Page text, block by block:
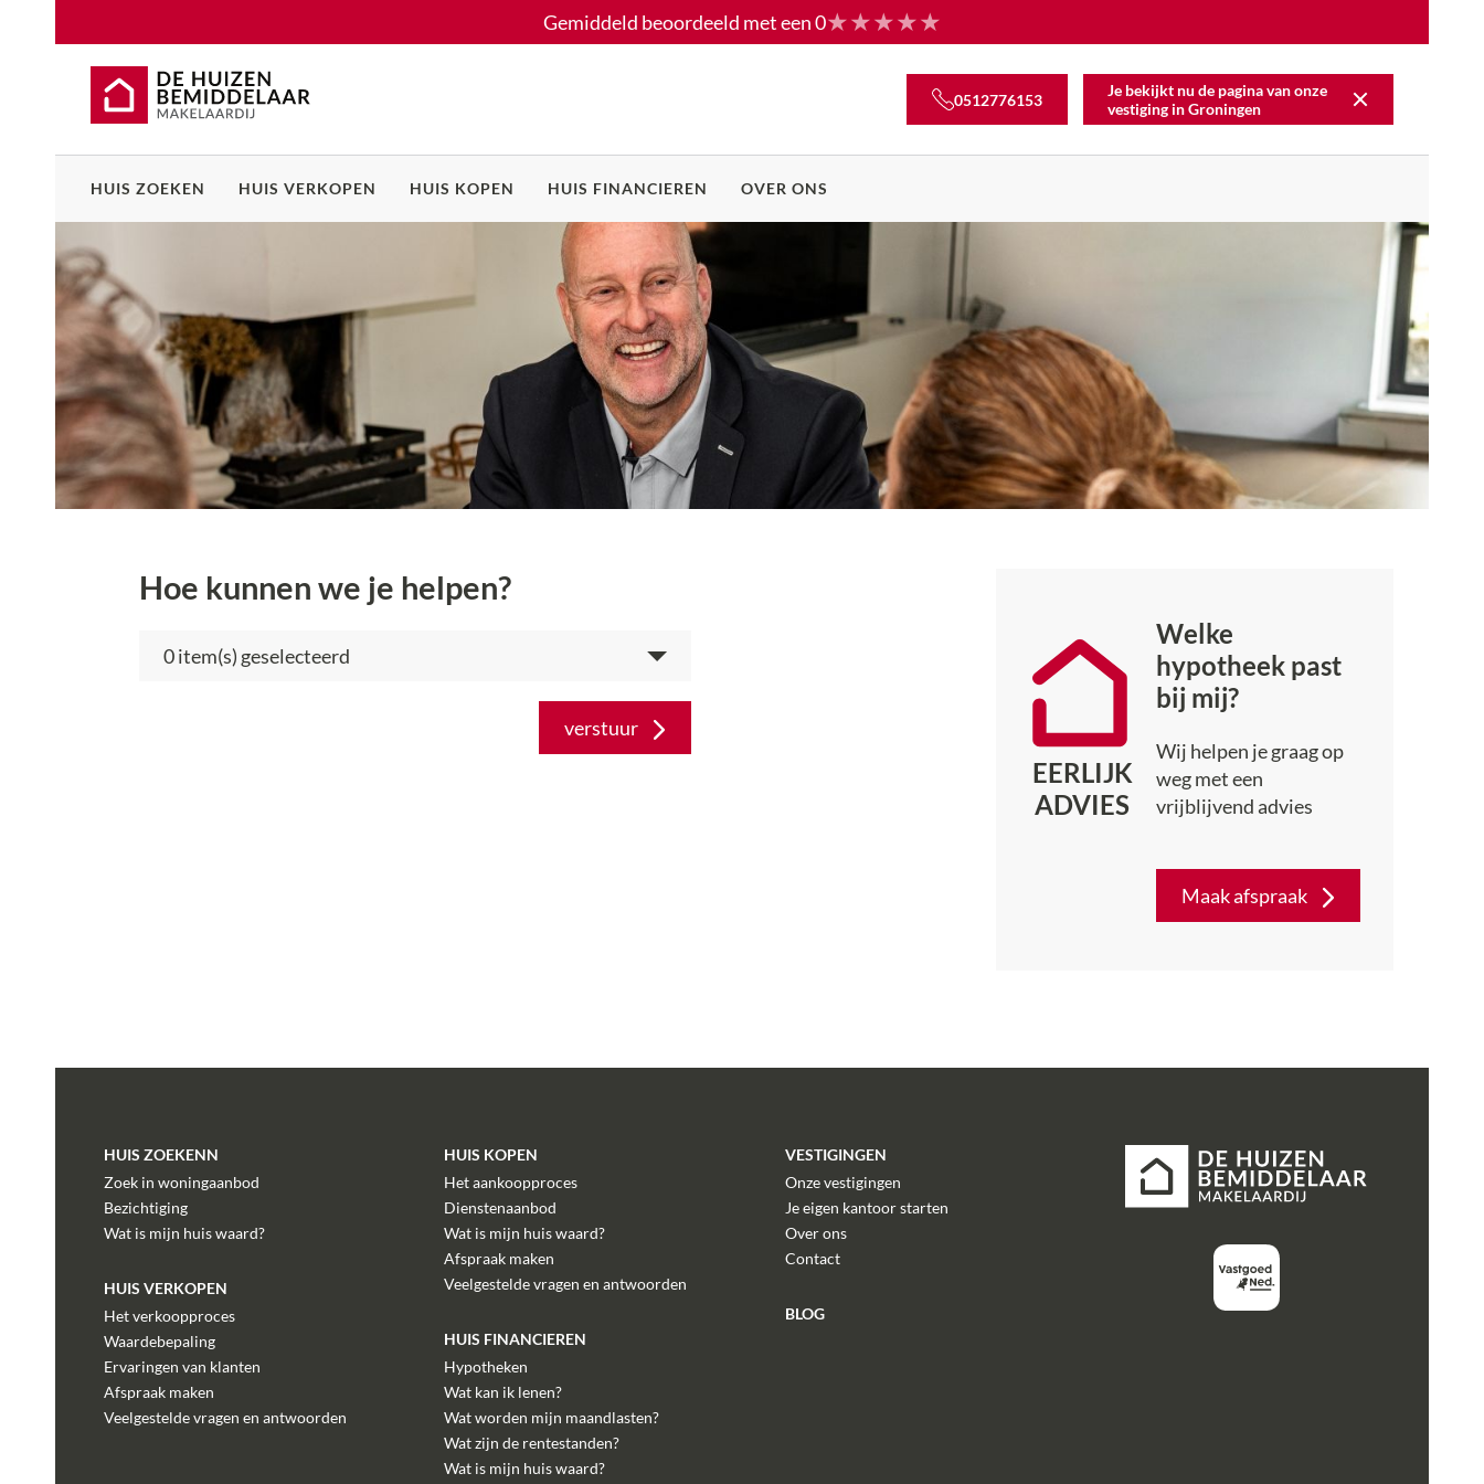
Gemiddeld beoordeeld met een0
0512776153
Je bekijkt nu de pagina van onze
vestiging inGroningen
HUIS ZOEKEN HUIS VERKOPEN HUIS KOPEN HUIS FINANCIEREN OVER ONS
Hoe kunnen we je helpen?
item(s) geselecteerd
verstuur
EERLIJK
ADVIES
Welke
hypotheek past
bij mij?
Wij helpen je graag op
weg met een
vrijblijvend advies
Maak afspraak
HUIS ZOEKENN
Zoek in woningaanbod
Bezichtiging
Wat is mijn huis waard?
HUIS VERKOPEN
Het verkoopproces
Waardebepaling
Ervaringen van klanten
Afspraak maken
Veelgestelde vragen en antwoorden
HUIS KOPEN
Het aankoopproces
Dienstenaanbod
Wat is mijn huis waard?
Afspraak maken
Veelgestelde vragen en antwoorden
HUIS FINANCIEREN
Hypotheken
Wat kan ik lenen?
Wat worden mijn maandlasten?
Wat zijn de rentestanden?
Wat is mijn huis waard?
VESTIGINGEN
Onze vestigingen
Je eigen kantoor starten
Over ons
Contact
BLOG